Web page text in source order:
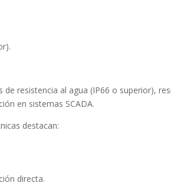
resistencia al agua (IP66 o superior),
en sistemas SCADA.
destacan:
directa.